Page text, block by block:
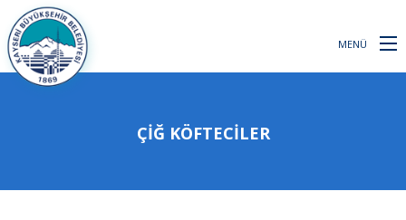
MENÜ
ÇIĞ KÖFTECILER